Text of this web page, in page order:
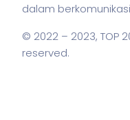
dalam
© 2022 – 2023, TOP
reserved.